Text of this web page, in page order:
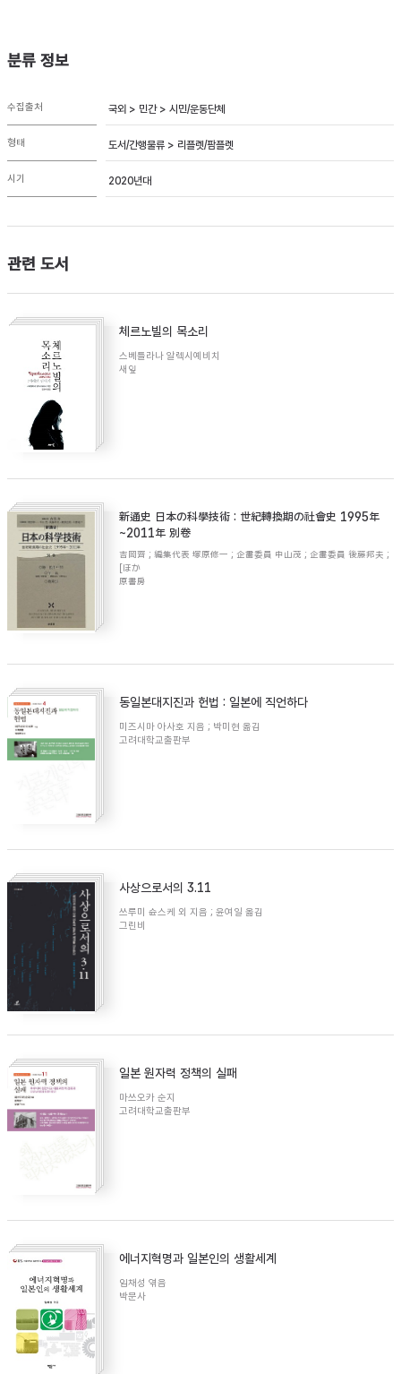
분류 정보
수집출처 국외 > 민간 > 시민/운동단체
형태 도서/간행물류 > 리플렛/팜플렛
시기 2020년대
관련 도서
체르노빌의 목소리
스베틀라나 알렉시예비치
새잎
新通史 日本の科學技術 : 世紀轉換期の社會史 1995年
~2011年 別卷
吉岡齊 ; 編集代表 塚原修一 ; 企畵委員 中山茂 ; 企畵委員 後藤邦夫 ;
[ほか
原書房
동일본대지진과 헌법 : 일본에 직언하다
미즈시마 아사호 지음 ; 박미현 옮김
고려대학교출판부
사상으로서의 3.11
쓰루미 슌스케 외 지음 ; 윤여일 옮김
그린비
일본 원자력 정책의 실패
마쓰오카 순지
고려대학교출판부
에너지혁명과 일본인의 생활세계
임채성 엮음
박문사